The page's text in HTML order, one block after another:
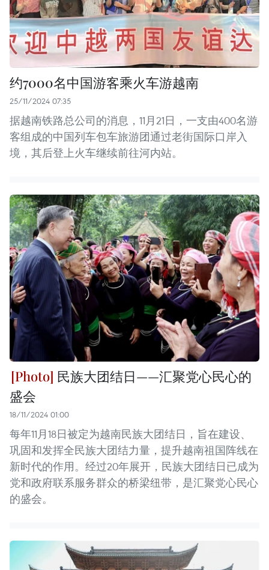
约7000名中国游客乘火车游越南
25/11/2024 07:35
据越南铁路总公司的消息，11月21日，一支由400名游
客组成的中国列车包车旅游团通过老街国际口岸入
境，其后登上火车继续前往河内站。
民族大团结日——汇聚党心民心的
盛会
18/11/2024 01:00
每年11月18日被定为越南民族大团结日，旨在建设、
巩固和发挥全民族大团结力量，提升越南祖国阵线在
新时代的作用。经过20年展开，民族大团结日已成为
党和政府联系服务群众的桥梁纽带，是汇聚党心民心
的盛会。